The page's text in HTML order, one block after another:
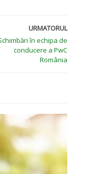
URMATORUL
în echipa de
conducere a PwC
România